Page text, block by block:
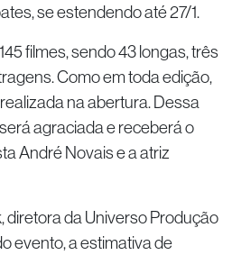
se estendendo até 27/1.
filmes, sendo 43 longas, três
Como em toda edição,
na abertura. Dessa
agraciada e receberá o
André Novais e a atriz
diretora da Universo Produção
evento, a estimativa de